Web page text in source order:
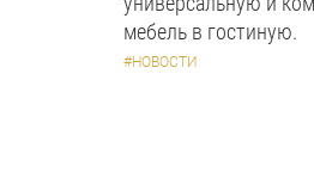
мебель в гостиную.
#НОВОСТИ